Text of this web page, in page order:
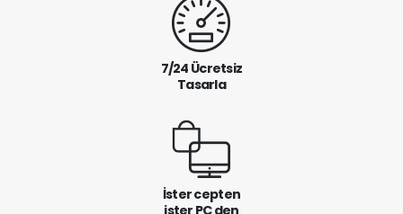
7/24 Ücretsiz
Tasarla
İster cepten
ister PC den